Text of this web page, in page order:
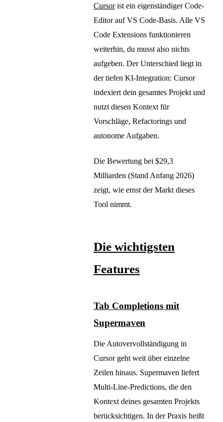
Cursorist ein eigenständiger Code-
Editor auf VS Code-Basis. Alle VS
Code Extensions funktionieren
weiterhin, du musst also nichts
aufgeben. Der Unterschied liegt in
der tiefen KI-Integration: Cursor
indexiert dein gesamtes Projekt und
nutzt diesen Kontext für
Vorschläge, Refactorings und
autonome Aufgaben.
Die Bewertung bei $29,3
Milliarden (Stand Anfang 2026)
zeigt, wie ernst der Markt dieses
Tool nimmt.
Die wichtigsten
Features
Tab Completions mit
Supermaven
Die Autovervollständigung in
Cursor geht weit über einzelne
Zeilen hinaus. Supermaven liefert
Multi-Line-Predictions, die den
Kontext deines gesamten Projekts
berücksichtigen. In der Praxis heißt